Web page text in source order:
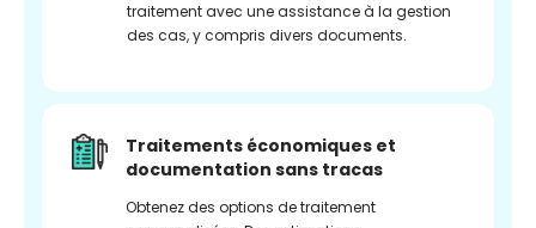
traitement avec une assistance à la gestion
des cas, y compris divers documents.
Traitements économiques et
documentation sans tracas
Obtenez des options de traitement